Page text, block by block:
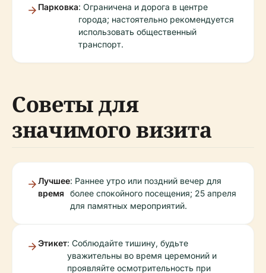
Парковка: Ограничена и дорога в центре
города; настоятельно рекомендуется
использовать общественный
транспорт.
Советы для
значимого визита
Лучшее
время
: Раннее утро или поздний вечер для
более спокойного посещения; 25 апреля
для памятных мероприятий.
Этикет: Соблюдайте тишину, будьте
уважительны во время церемоний и
проявляйте осмотрительность при